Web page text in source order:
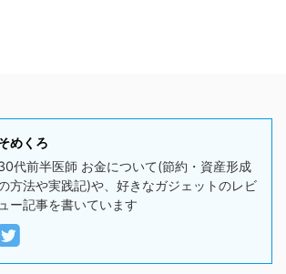
めくろ
代前半医師 お金について(節約・資産形成
方法や実践記)や、好きなガジェットのレビ
ュー記事を書いています